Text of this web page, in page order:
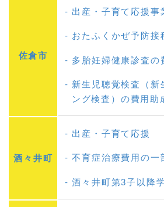
佐倉市
出産・子育て応援事
おたふくかぜ予防接
多胎妊婦健康診査の
新生児聴覚検査（新
ング検査）の費用助
酒々井町
出産・子育て応援
不育症治療費用の一
酒々井町第3子以降